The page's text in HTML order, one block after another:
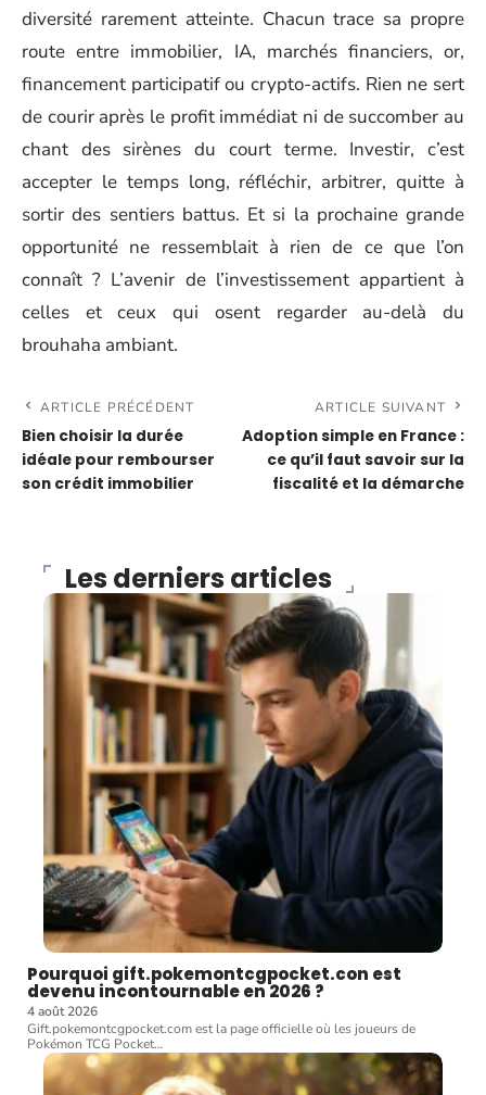
diversité rarement atteinte. Chacun trace sa propre
route entre immobilier, IA, marchés financiers, or,
financement participatif ou crypto-actifs. Rien ne sert
de courir après le profit immédiat ni de succomber au
chant des sirènes du court terme. Investir, c’est
accepter le temps long, réfléchir, arbitrer, quitte à
sortir des sentiers battus. Et si la prochaine grande
opportunité ne ressemblait à rien de ce que l’on
connaît ? L’avenir de l’investissement appartient à
celles et ceux qui osent regarder au-delà du
brouhaha ambiant.
ARTICLE PRÉCÉDENT
Bien choisir la durée
idéale pour rembourser
son crédit immobilier
ARTICLE SUIVANT
Adoption simple en France :
ce qu’il faut savoir sur la
fiscalité et la démarche
Les derniers articles
Pourquoi gift.pokemontcgpocket.con est
devenu incontournable en 2026 ?
4 août 2026
Gift.pokemontcgpocket.com est la page officielle où les joueurs de
Pokémon TCG Pocket…